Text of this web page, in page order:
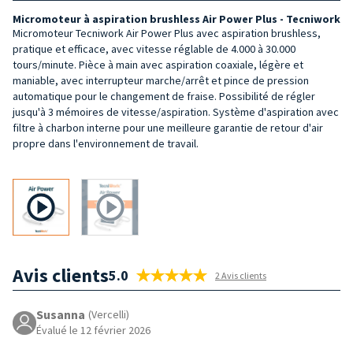
Micromoteur à aspiration brushless Air Power Plus - Tecniwork
Micromoteur Tecniwork Air Power Plus avec aspiration brushless,
pratique et efficace, avec vitesse réglable de 4.000 à 30.000
tours/minute. Pièce à main avec aspiration coaxiale, légère et
maniable, avec interrupteur marche/arrêt et pince de pression
automatique pour le changement de fraise. Possibilité de régler
jusqu'à 3 mémoires de vitesse/aspiration. Système d'aspiration avec
filtre à charbon interne pour une meilleure garantie de retour d'air
propre dans l'environnement de travail.
Avis clients5.0 2 Avis clients
Susanna (Vercelli)
Évalué le 12 février 2026